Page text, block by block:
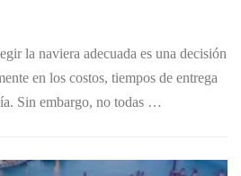
la naviera adecuada es una decisión
en los costos, tiempos de entrega
Sin embargo, no todas …